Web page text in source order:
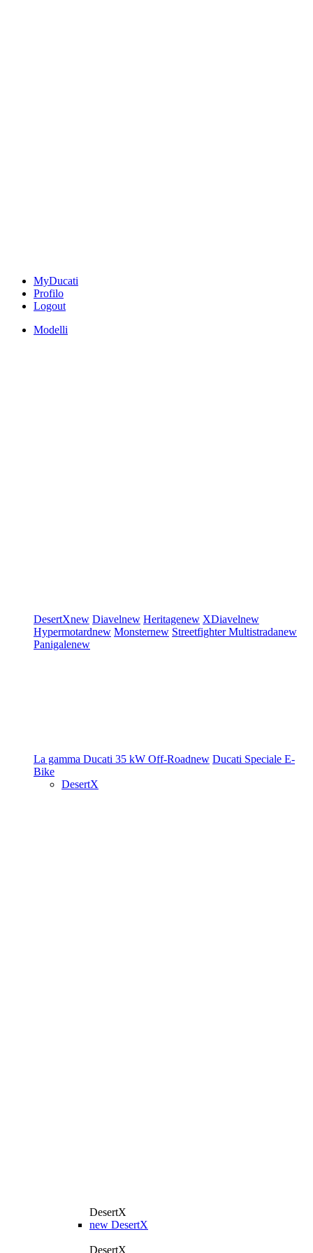
MyDucati
Profilo
Logout
Modelli
DesertXnew Diavelnew Heritagenew XDiavelnew
Hypermotardnew Monsternew StreetfighterMultistradanew
Panigalenew
La gamma Ducati 35 kW Off-Roadnew Ducati Speciale E-
Bike
DesertX
DesertX
new DesertX
DesertX